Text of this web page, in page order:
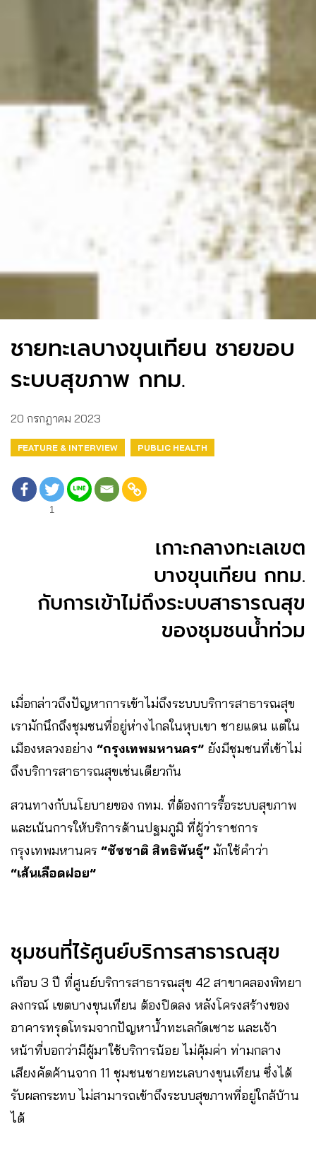
ชายทะเลบางขุนเทียน ชายขอบ
ระบบสุขภาพ กทม.​
20 กรกฎาคม 2023
FEATURE & INTERVIEW PUBLIC HEALTH
1
เกาะกลางทะเลเขต
บางขุนเทียน กทม.
กับการเข้าไม่ถึงระบบสาธารณสุข
ของชุมชนน้ำท่วม
เมื่อกล่าวถึงปัญหาการเข้าไม่ถึงระบบบริการสาธารณสุข
เรามักนึกถึงชุมชนที่อยู่ห่างไกลในหุบเขา ชายแดน แต่ใน
เมืองหลวงอย่าง “กรุงเทพมหานคร” ยังมีชุมชนที่เข้าไม่
ถึงบริการสาธารณสุขเช่นเดียวกัน
สวนทางกับนโยบายของ กทม. ที่ต้องการรื้อระบบสุขภาพ
และเน้นการให้บริการด้านปฐมภูมิ ที่ผู้ว่าราชการ
กรุงเทพมหานคร “ชัชชาติ สิทธิพันธุ์” มักใช้คำว่า
“เส้นเลือดฝอย”
ชุมชนที่ไร้ศูนย์บริการสาธารณสุข
เกือบ 3 ปี ที่ศูนย์บริการสาธารณสุข 42​ สาขาคลองพิทยา
ลงกรณ์ เขตบางขุนเทียน ต้องปิดลง​ หลังโครงสร้างของ
อาคารทรุดโทรมจากปัญหาน้ำทะเลกัดเซาะ และเจ้า
หน้าที่บอกว่ามีผู้มาใช้บริการน้อย​ ไม่คุ้มค่า​ ท่ามกลาง
เสียงคัดค้านจาก​ 11​ ชุมชนชายทะเลบางขุนเทียน ซึ่งได้
รับผลกระทบ ไม่สามารถเข้าถึงระบบสุขภาพที่อยู่ใกล้บ้าน
ได้​